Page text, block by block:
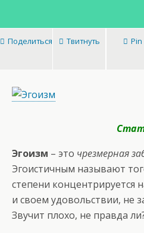
Поделиться Твитнуть Pin
Эгоизм – это чрезмерная
Эгоистичным называют
степени концентрируется
и своем удовольствии, не
Звучит плохо, не правда